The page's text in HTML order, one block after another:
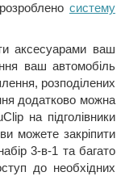
систему
аксесуарами ваш
ваш автомобіль
розподілених
додатково можна
на підголівники
можете закріпити
3-в-1 та багато
до необхідних